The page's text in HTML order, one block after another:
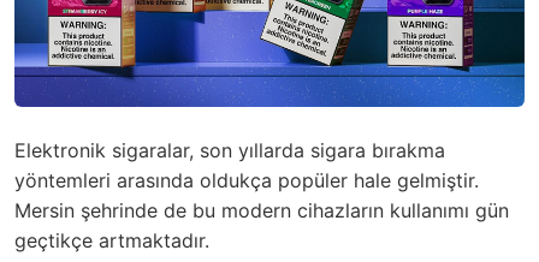
Elektronik sigaralar, son yıllarda sigara bırakma
yöntemleri arasında oldukça popüler hale gelmiştir.
Mersin şehrinde de bu modern cihazların kullanımı gün
geçtikçe artmaktadır.